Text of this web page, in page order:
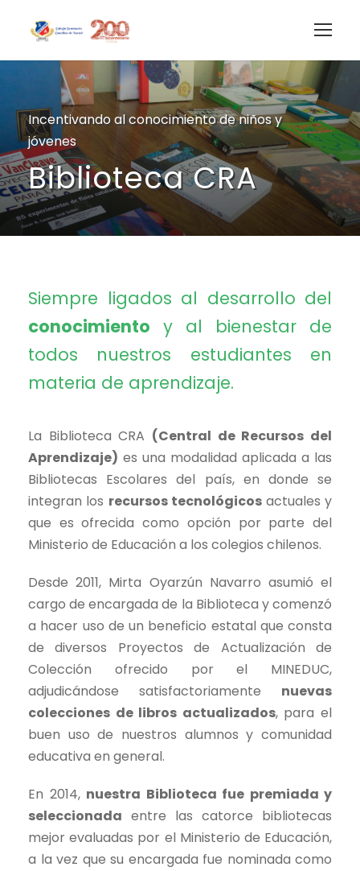
Incentivando al conocimiento de niños y
jóvenes
Biblioteca CRA
Siempre ligados al desarrollo del
conocimiento y al bienestar de
todos nuestros estudiantes en
materia de aprendizaje.
La Biblioteca CRA (Central de Recursos del
Aprendizaje) es una modalidad aplicada a las
Bibliotecas Escolares del país, en donde se
integran los recursos tecnológicos actuales y
que es ofrecida como opción por parte del
Ministerio de Educación a los colegios chilenos.
Desde 2011, Mirta Oyarzún Navarro asumió el
cargo de encargada de la Biblioteca y comenzó
a hacer uso de un beneficio estatal que consta
de diversos Proyectos de Actualización de
Colección ofrecido por el MINEDUC,
adjudicándose satisfactoriamente nuevas
colecciones de libros actualizados, para el
buen uso de nuestros alumnos y comunidad
educativa en general.
En 2014, nuestra Biblioteca fue premiada y
seleccionada entre las catorce bibliotecas
mejor evaluadas por el Ministerio de Educación,
a la vez que su encargada fue nominada como